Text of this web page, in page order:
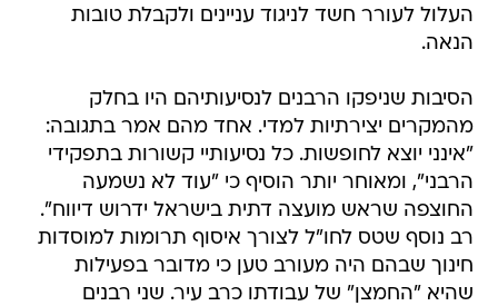
העלול לעורר חשד לניגוד עניינים ולקבלת טובות
הנאה.
הסיבות שניפקו הרבנים לנסיעותיהם היו בחלק
מהמקרים יצירתיות למדי. אחד מהם אמר בתגובה:
"אינני יוצא לחופשות. כל נסיעותיי קשורות בתפקידי
הרבני", ומאוחר יותר הוסיף כי "עוד לא נשמעה
החוצפה שראש מועצה דתית בישראל ידרוש דיווח".
רב נוסף שטס לחו"ל לצורך איסוף תרומות למוסדות
חינוך שבהם היה מעורב טען כי מדובר בפעילות
שהיא "החמצן" של עבודתו כרב עיר. שני רבנים